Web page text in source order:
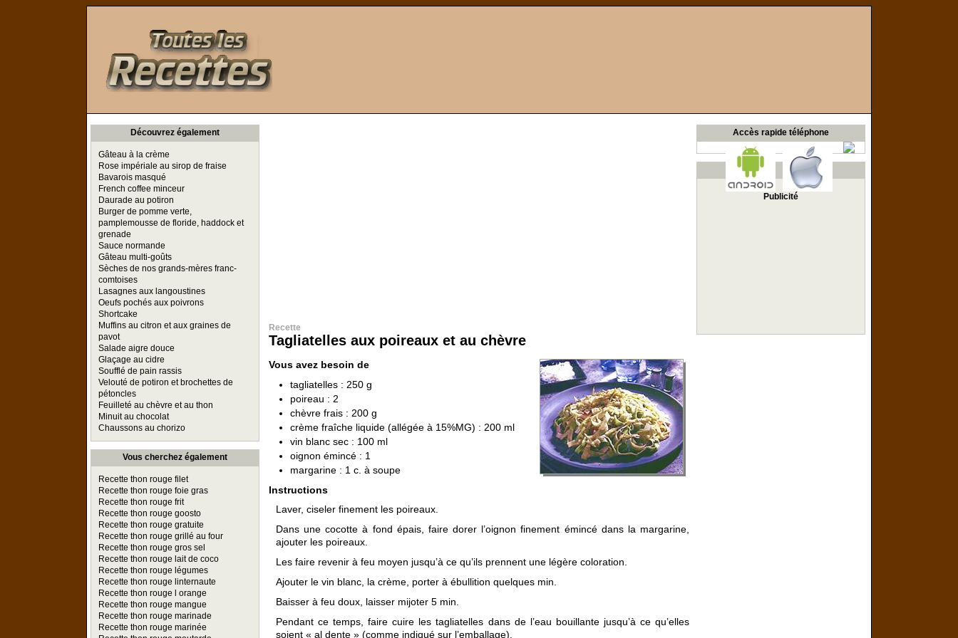
Découvrez également
Gâteau à la crème
Rose impériale au sirop de fraise
Bavarois masqué
French coffee minceur
Daurade au potiron
Burger de pomme verte,
pamplemousse de floride, haddock et
grenade
Sauce normande
Gâteau multi-goûts
Sèches de nos grands-mères franc-
comtoises
Lasagnes aux langoustines
Oeufs pochés aux poivrons
Shortcake
Muffins au citron et aux graines de
pavot
Salade aigre douce
Glaçage au cidre
Soufflé de pain rassis
Velouté de potiron et brochettes de
pétoncles
Feuilleté au chèvre et au thon
Minuit au chocolat
Chaussons au chorizo
Vous cherchez également
Recette thon rouge filet
Recette thon rouge foie gras
Recette thon rouge frit
Recette thon rouge goosto
Recette thon rouge gratuite
Recette thon rouge grillé au four
Recette thon rouge gros sel
Recette thon rouge lait de coco
Recette thon rouge légumes
Recette thon rouge linternaute
Recette thon rouge l orange
Recette thon rouge mangue
Recette thon rouge marinade
Recette thon rouge marinée
Recette
Tagliatelles aux poireaux et au chèvre
Vous avez besoin de
tagliatelles : 250 g
poireau : 2
chèvre frais : 200 g
crème fraîche liquide (allégée à 15%MG) : 200 ml
vin blanc sec : 100 ml
oignon émincé : 1
margarine : 1 c. à soupe
Instructions
Laver, ciseler finement les poireaux.
Dans une cocotte à fond épais, faire dorer l’oignon finement émincé dans la margarine,
ajouter les poireaux.
Les faire revenir à feu moyen jusqu’à ce qu’ils prennent une légère coloration.
Ajouter le vin blanc, la crème, porter à ébullition quelques min.
Baisser à feu doux, laisser mijoter 5 min.
Pendant ce temps, faire cuire les tagliatelles dans de l’eau bouillante jusqu’à ce qu’elles
soient « al dente » (comme indiqué sur l’emballage).
Accès rapide téléphone
Publicité